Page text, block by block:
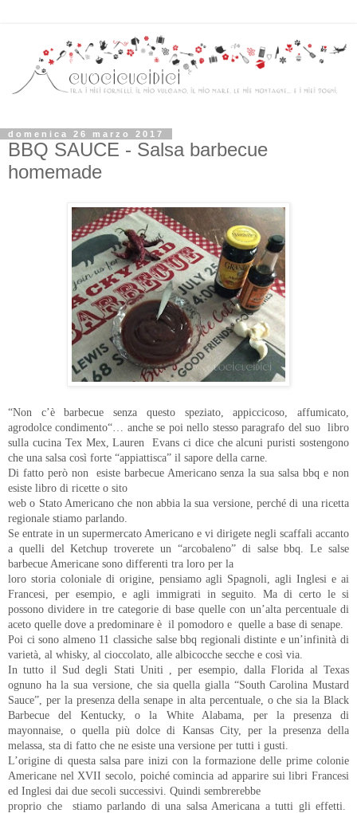
domenica 26 marzo 2017
BBQ SAUCE - Salsa barbecue
homemade
“Non c’è barbecue senza questo speziato, appiccicoso, affumicato,
agrodolce condimento“… anche se poi nello stesso paragrafo del suo libro
sulla cucina Tex Mex, Lauren Evans ci dice che alcuni puristi sostengono
che una salsa così forte “appiattisca” il sapore della carne.
Di fatto però non esiste barbecue Americano senza la sua salsa bbq e non
esiste libro di ricette o sito
web o Stato Americano che non abbia la sua versione, perché di una ricetta
regionale stiamo parlando.
Se entrate in un supermercato Americano e vi dirigete negli scaffali accanto
a quelli del Ketchup troverete un “arcobaleno” di salse bbq. Le salse
barbecue Americane sono differenti tra loro per la
loro storia coloniale di origine, pensiamo agli Spagnoli, agli Inglesi e ai
Francesi, per esempio, e agli immigrati in seguito. Ma di certo le si
possono dividere in tre categorie di base quelle con un’alta percentuale di
aceto quelle dove a predominare è il pomodoro e quelle a base di senape.
Poi ci sono almeno 11 classiche salse bbq regionali distinte e un’infinità di
varietà, al whisky, al cioccolato, alle albicocche secche e così via.
In tutto il Sud degli Stati Uniti , per esempio, dalla Florida al Texas
ognuno ha la sua versione, che sia quella gialla “South Carolina Mustard
Sauce”, per la presenza della senape in alta percentuale, o che sia la Black
Barbecue del Kentucky, o la White Alabama, per la presenza di
mayonnaise, o quella più dolce di Kansas City, per la presenza della
melassa, sta di fatto che ne esiste una versione per tutti i gusti.
L’origine di questa salsa pare inizi con la formazione delle prime colonie
Americane nel XVII secolo, poiché comincia ad apparire sui libri Francesi
ed Inglesi dai due secoli successivi. Quindi sembrerebbe
proprio che stiamo parlando di una salsa Americana a tutti gli effetti.